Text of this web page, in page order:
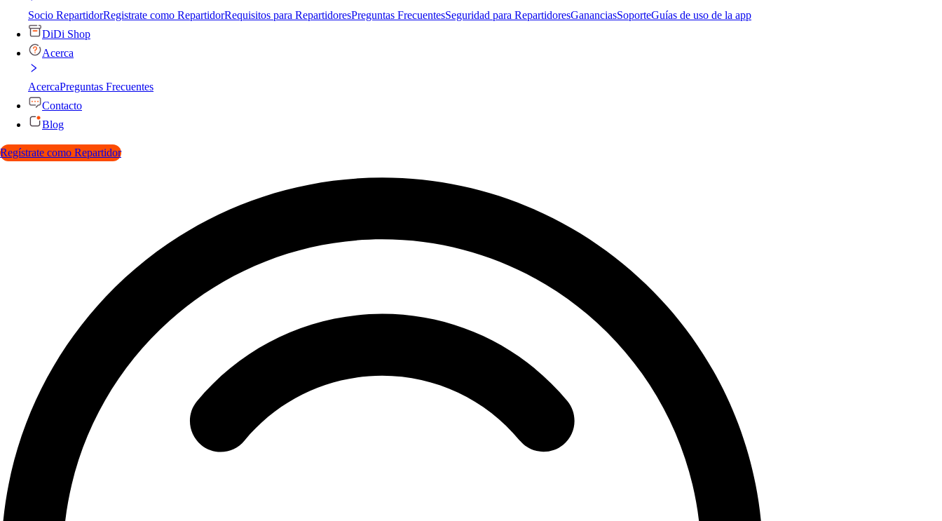
Socio RepartidorRegistrate como RepartidorRequisitos para RepartidoresPreguntas FrecuentesSeguridad para RepartidoresGananciasSoporteGuías de uso de la app
DiDi Shop
Acerca
AcercaPreguntas Frecuentes
Contacto
Blog
Regístrate como Repartidor